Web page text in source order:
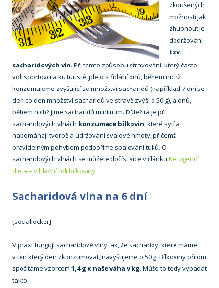
zkoušených
možností jak
zhubnout je
dodržování
tzv.
sacharidových vln. Při tomto způsobu stravování, který často
volí sportovci a kulturisté, jde o střídání dnů, během nichž
konzumujeme zvyšující se množství sacharidů (například 7 dní se
den co den množství sacharidů ve stravě zvýší o 50 g), a dnů,
během nichž jíme sacharidů minimum. Důležitá je při
sacharidových vlnách konzumace bílkovin, které sytí a
napomáhají tvorbě a udržování svalové hmoty, přičemž
pravidelným pohybem podpoříme spalování tuků. O
sacharidových vlnách se můžete dočíst více v článku Ketogenní
dieta – v hlavní roli bílkoviny.
Sacharidová vlna na 6 dní
[sociallocker]
V praxi fungují sacharidové vlny tak, že sacharidy, které máme
v ten který den zkonzumovat, navyšujeme o 50 g. Bílkoviny přitom
spočítáme vzorcem 1,4 g x naše váha v kg. Může to tedy vypadat
takto: